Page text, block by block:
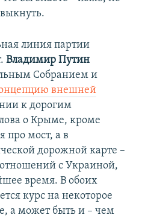
линия партии
Владимир Путин
Собранием и
внешней
к дорогим
о Крыме, кроме
про мост, а в
дорожной карте –
с Украиной,
время. В обоих
курс на некоторое
а может быть и – чем